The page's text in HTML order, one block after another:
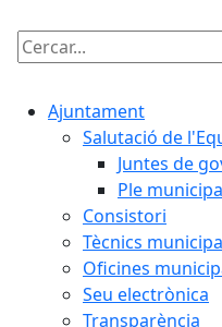
Cercar:
Ajuntament
Salutació de
Juntes de
Ple
Consistori
Tècnics
Oficines
Seu electrònica
Transparència